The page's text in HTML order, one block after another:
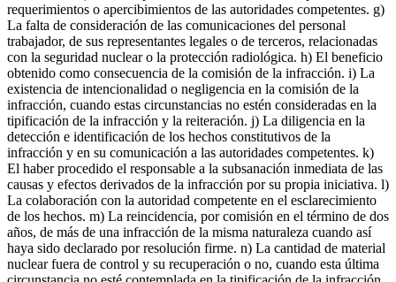
requerimientos o apercibimientos de las autoridades competentes. g)
La falta de consideración de las comunicaciones del personal
trabajador, de sus representantes legales o de terceros, relacionadas
con la seguridad nuclear o la protección radiológica. h) El beneficio
obtenido como consecuencia de la comisión de la infracción. i) La
existencia de intencionalidad o negligencia en la comisión de la
infracción, cuando estas circunstancias no estén consideradas en la
tipificación de la infracción y la reiteración. j) La diligencia en la
detección e identificación de los hechos constitutivos de la
infracción y en su comunicación a las autoridades competentes. k)
El haber procedido el responsable a la subsanación inmediata de las
causas y efectos derivados de la infracción por su propia iniciativa. l)
La colaboración con la autoridad competente en el esclarecimiento
de los hechos. m) La reincidencia, por comisión en el término de dos
años, de más de una infracción de la misma naturaleza cuando así
haya sido declarado por resolución firme. n) La cantidad de material
nuclear fuera de control y su recuperación o no, cuando esta última